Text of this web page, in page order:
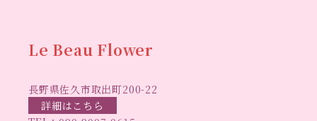
リウムレッスン
スハート ベッドサイドライト
Le Beau Flower
長野県佐久市取出町200-22
詳細はこちら